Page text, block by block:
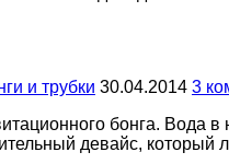
и трубки 30.04.2014 3
бонга. Вода в
девайс, который